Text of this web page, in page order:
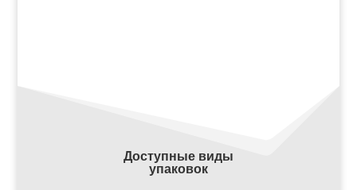
Доступные виды
упаковок